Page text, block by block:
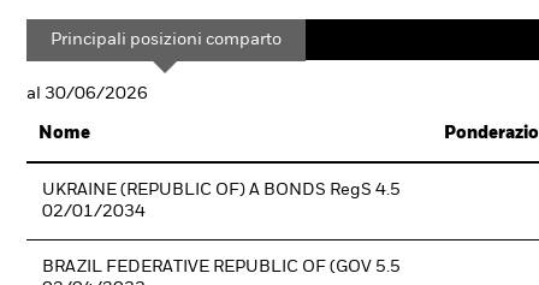
Principali posizioni comparto
al 30/06/2026
Nome
UKRAINE (REPUBLIC OF) A BONDS RegS 4.5
02/01/2034
BRAZIL FEDERATIVE REPUBLIC OF (GOV 5.5